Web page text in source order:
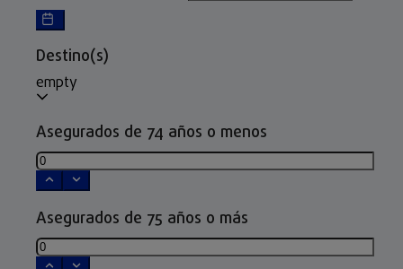
Destino(s)
empty
Asegurados de 74 años o menos
Asegurados de 75 años o más